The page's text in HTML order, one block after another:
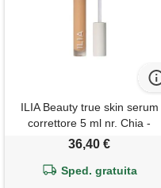
ILIA Beauty true skin serum
correttore 5 ml nr. Chia -
sc3.5
36,40 €
Sped. gratuita